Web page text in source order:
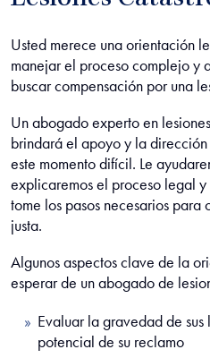
Usted merece una orientación
manejar el proceso complejo y
buscar compensación por una
Un abogado experto en
brindará el apoyo y la
este momento difícil. Le
explicaremos el proceso legal y
tome los pasos necesarios para
justa.
Algunos aspectos clave de la
esperar de un abogado de
Evaluar la gravedad de
potencial de su reclamo